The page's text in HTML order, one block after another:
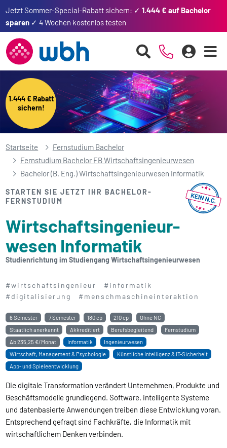
Jetzt Sommer-Special-Rabatt sichern: ✓1.444 € auf Bachelor
sparen ✓ 4 Wochen kostenlos testen
1.444 € Rabatt
sichern!
Startseite
Fernstudium Bachelor
Fernstudium Bachelor FB Wirtschaftsingenieurwesen
Bachelor (B. Eng.) Wirtschaftsingenieurwesen Informatik
STARTEN SIE JETZT IHR BACHELOR-
FERNSTUDIUM
Wirtschafts­ingenieur­
wesen Informatik
Studienrichtung im Studiengang Wirtschaftsingenieurwesen
#wirtschaftsingenieur
#informatik
#digitalisierung
#menschmaschineinteraktion
6 Semester 7 Semester 180 cp 210 cp
Ohne NC
Staatlich anerkannt
Akkreditiert Berufsbegleitend
Fernstudium
Ab235,25 €/Monat Informatik
Ingenieurwesen
Wirtschaft, Management & Psychologie
Künstliche Intelligenz & IT-Sicherheit
App- und Spieleentwicklung
Die digitale Transformation verändert Unternehmen, Produkte und
Geschäftsmodelle grundlegend. Software, intelligente Systeme
und datenbasierte Anwendungen treiben diese Entwicklung voran.
Entsprechend gefragt sind Fachkräfte, die Informatik mit
wirtschaftlichem Denken verbinden.